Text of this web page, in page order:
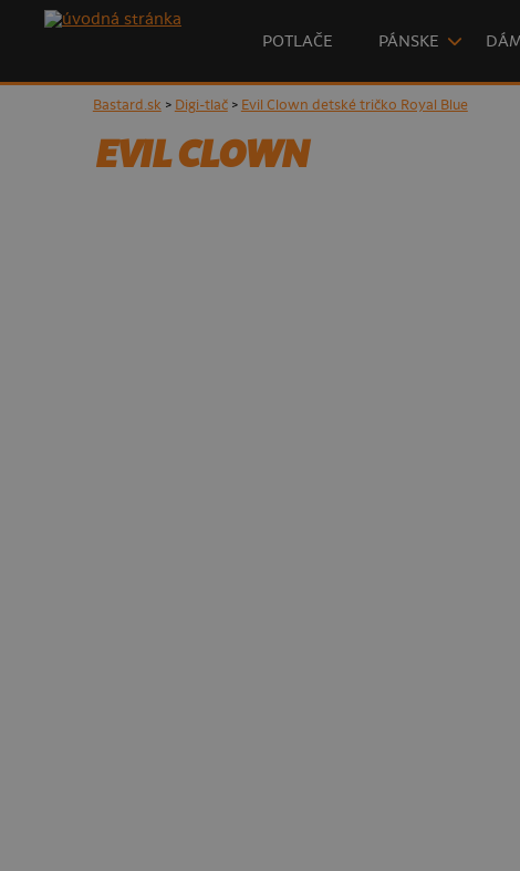
POTLAČE PÁNSKE
Bastard.sk> Digi-tlač> Evil Clown detské tričko Royal Blue
EVIL CLOWN